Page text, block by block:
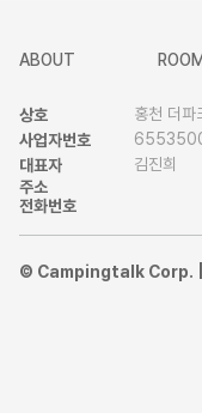
ABOUT
상호
홍천 더파
사업자번호
대표자
김진희
주소
전화번호
© Campingtalk Corp.